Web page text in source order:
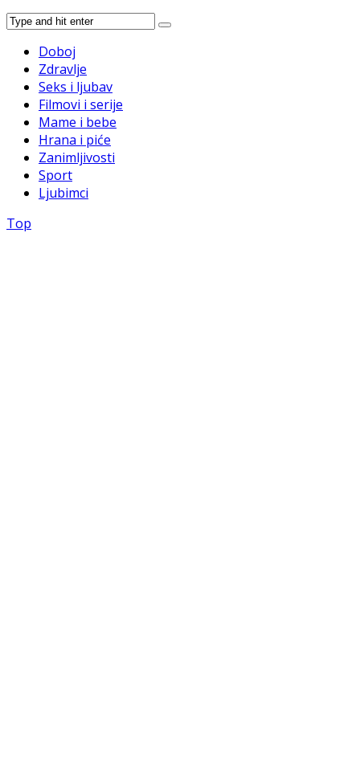
Doboj
Zdravlje
Seks i ljubav
Filmovi i serije
Mame i bebe
Hrana i piće
Zanimljivosti
Sport
Ljubimci
Top